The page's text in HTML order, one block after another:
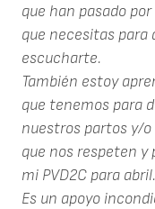
que han pasado
que necesitas para
escucharte.
También estoy
que tenemos para
nuestros partos y/
que nos respeten y
mi PVD2C para abril.
Es un apoyo